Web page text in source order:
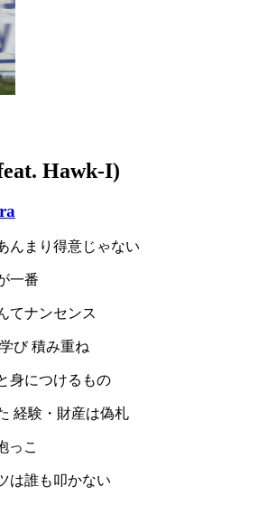
Hawk-I)
んまり得意じゃない
一番
てナンセンス
び 積み重ね
身につけるもの
経験・財産は偽札
っこ
は誰も叩かない